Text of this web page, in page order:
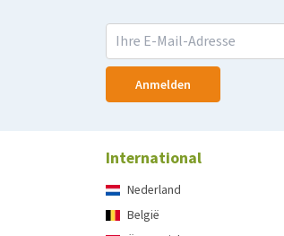
Anmelden
International
Nederland
België